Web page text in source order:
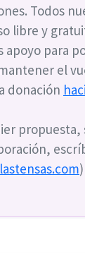
Todos
libre y
apoyo para
el
donación
)